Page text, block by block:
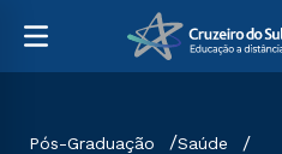
Pós-Graduação
Saúde